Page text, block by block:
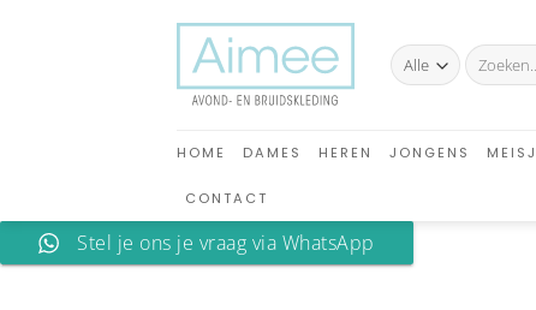
Zoeken
naar:
HOME DAMES HEREN JONGENS
CONTACT
Stel je ons je vraag via WhatsApp